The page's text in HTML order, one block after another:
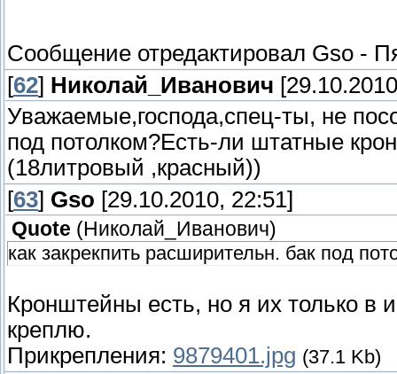
Сообщение отредактировал Gso -
[62] Николай_Иванович
Уважаемые,господа,спец-ты, не
под потолком?Есть-ли штатные
(18литровый ,красный))
[63] Gso [29.10.2010, 22:51]
Quote ( Николай_Иванович)
как закрекпить расширительн. бак под
Кронштейны есть, но я их только в
креплю.
Прикрепления: 9879401.jpg (37.1 Kb)